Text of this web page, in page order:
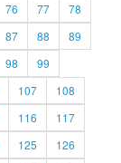
76 77
78
87 88
89
98
99
107
108
116
117
125
126